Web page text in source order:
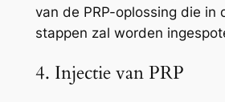
van de PRP-oplossing die in
stappen zal worden
4. Injectie van PRP